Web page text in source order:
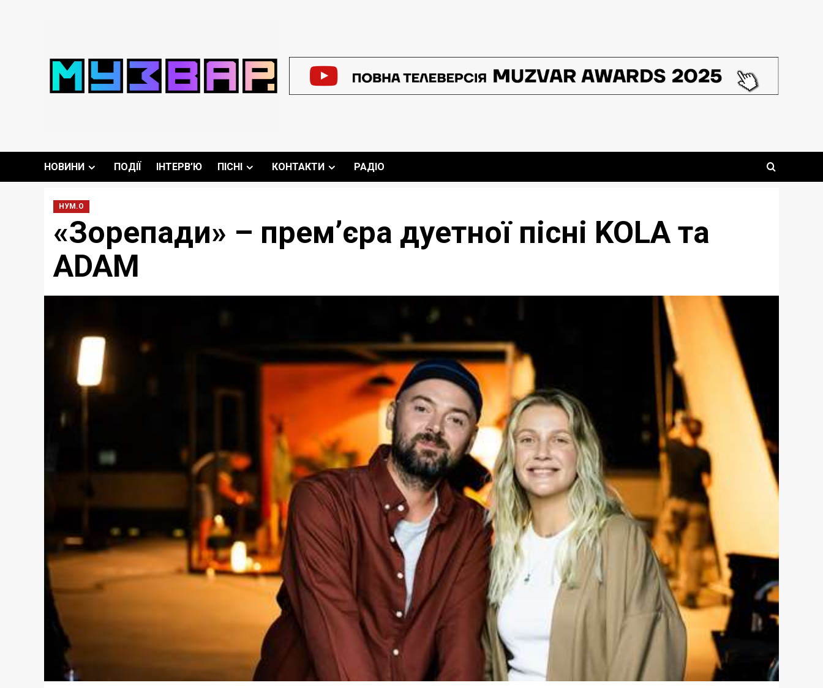
НОВИНИ ПОДІЇ ІНТЕРВ’Ю ПІСНІ КОНТАКТИ РАДІО
НУМ.О
«Зорепади» – прем’єра дуетної пісні KOLA та
ADAM